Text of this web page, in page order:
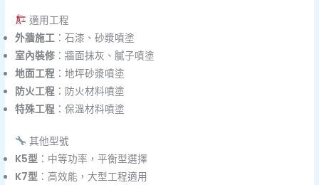
適用工程
外牆施工 ：石漆、砂漿噴塗
室內裝修 ：牆面抹灰、膩子噴塗
地面工程 ：地坪砂漿噴塗
防火工程 ：防火材料噴塗
特殊工程 ：保溫材料噴塗
其他型號
K5型 ：中等功率，平衡型選擇
K7型 ：高效能，大型工程適用